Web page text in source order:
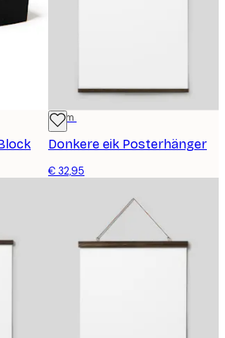
71 cm
Donkere eik Posterhänger
€ 32,95